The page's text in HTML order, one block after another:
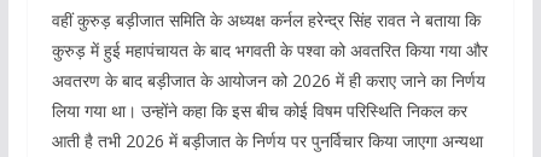
वहीं कुरुड़ बड़ीजात समिति के अध्यक्ष कर्नल हरेन्द्र सिंह रावत ने बताया कि
कुरुड़ में हुई महापंचायत के बाद भगवती के पश्वा को अवतरित किया गया और
अवतरण के बाद बड़ीजात के आयोजन को 2026 में ही कराए जाने का निर्णय
लिया गया था। उन्होंने कहा कि इस बीच कोई विषम परिस्थिति निकल कर
आती है तभी 2026 में बड़ीजात के निर्णय पर पुनर्विचार किया जाएगा अन्यथा